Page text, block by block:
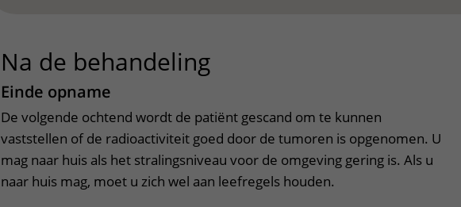
Na de behandeling
Einde opname
De volgende ochtend wordt de patiënt gescand om te kunnen
vaststellen of de radioactiviteit goed door de tumoren is opgenomen. U
mag naar huis als het stralingsniveau voor de omgeving gering is. Als u
naar huis mag, moet u zich wel aan leefregels houden.